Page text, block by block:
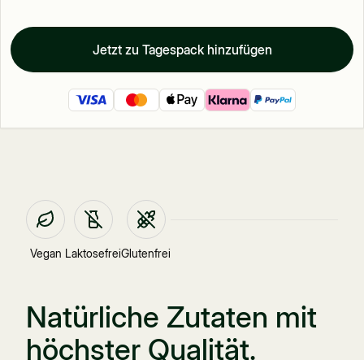
Jetzt zu Tagespack hinzufügen
Vegan LaktosefreiGlutenfrei
Natürliche Zutaten mit
höchster Qualität.